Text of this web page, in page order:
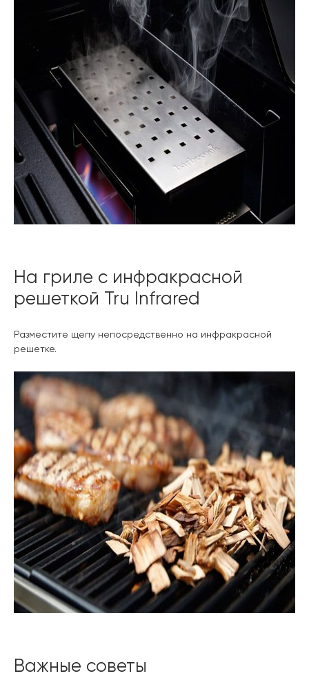
На гриле с инфракрасной
решеткой Tru Infrared
Разместите щепу непосредственно на инфракрасной
решетке.
Важные советы